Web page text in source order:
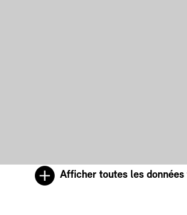
Afficher toutes les données